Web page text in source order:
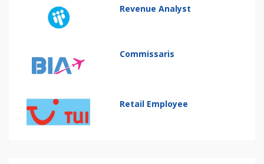
Revenue Analyst
Commissaris
Retail Employee